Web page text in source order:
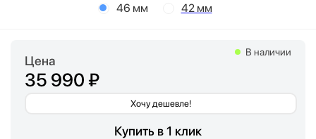
46 мм 42 мм
Цена
35 990 ₽
Хочу дешевле!
В наличии
Купить в 1 клик